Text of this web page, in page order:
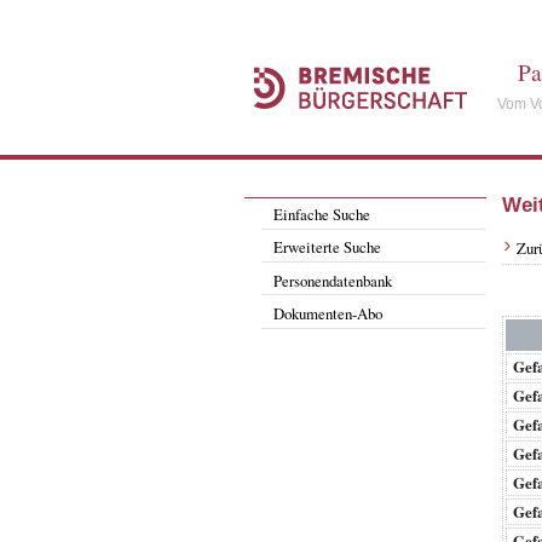
Vom
Einfache Suche
Erweiterte Suche
Personendatenbank
Dokumenten-Abo